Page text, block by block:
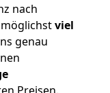
nach
viel
genau